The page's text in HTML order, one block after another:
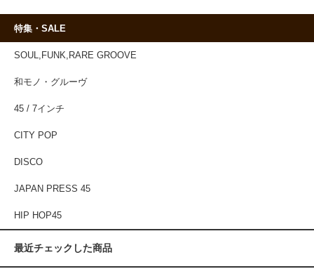
特集・SALE
SOUL,FUNK,RARE GROOVE
和モノ・グルーヴ
45 / 7インチ
CITY POP
DISCO
JAPAN PRESS 45
HIP HOP45
最近チェックした商品